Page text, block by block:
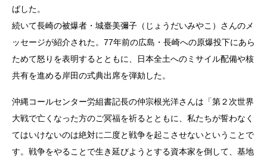
ばした。
続いて長崎の被爆者・城臺美彌子（じょうだいみやこ）さんのメ
ッセージが紹介された。77年前の広島・長崎への原爆投下にあら
ためて怒りを表明するとともに、日本全土へのミサイル配備や核
共有を進める岸田の式典出席を弾劾した。
沖縄コールセンター労組書記長の仲宗根光洋さんは「第２次世界
大戦で亡くなった方のご冥福を祈るとともに、私たちが誓わなく
てはいけないのは絶対に二度と戦争を起こさせないということで
す。戦争をやることで生き延びようとする資本家を倒して、基地